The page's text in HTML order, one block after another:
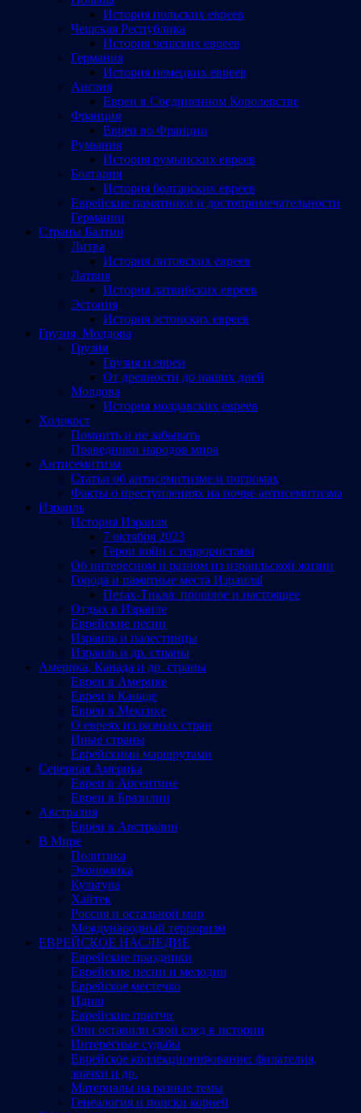
История польских евреев
Чешская Республика
История чешских евреев
Германия
История немецких евреев
Англия
Евреи в Соединенном Королевстве
Франция
Евреи во Франции
Румыния
История румынских евреев
Болгария
История болгарских евреев
Еврейские памятники и достопримечательности
Германии
Страны Балтии
Литва
История литовских евреев
Латвия
История латвийских евреев
Эстония
История эстонских евреев
Грузия, Молдова
Грузия
Грузия и евреи
От древности до наших дней
Молдова
История молдавских евреев
Холокост
Помнить и не забывать
Праведники народов мира
Антисемитизм
Статьи об антисемитизме и погромах
Факты о преступлениях на почве антисемитизма
Израиль
История Израиля
7 октября 2023
Герои войн с террористами
Об интересном и разном из израильской жизни
Города и памятные места Израиляl
Петах-Тиква: прошлое и настоящее
Отдых в Израиле
Еврейские песни
Израиль и палестинцы
Израиль и др. страны
Америка, Канада и др. страны
Евреи в Америке
Евреи в Канаде
Евреи в Мексике
О евреях из разных стран
Иные страны
Еврейскими маршрутами
Северная Америка
Евреи в Аргентине
Евреи в Бразилии
Австралия
Евреи в Австралии
В Мире
Политика
Экономика
Культура
Хайтек
Россия и остальной мир
Международный терроризм
ЕВРЕЙСКОЕ НАСЛЕДИЕ
Еврейские праздники
Еврейские песни и мелодии
Еврейское местечко
Идиш
Еврейские притчи
Они оставили свой след в истории
Интересные судьбы
Еврейское коллекционирование: филателия,
значки и др.
Материалы на разные темы
Генеалогия и поиски корней